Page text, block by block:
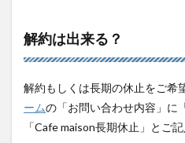
解約は出来る？
解約もしくは長期の休止をご希
ームの「お問い合わせ内容」に
「Cafe maison長期休止」とご